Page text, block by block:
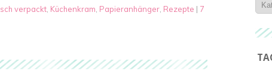
verpackt Küchenkram Papieranhänger Rezepte | 7